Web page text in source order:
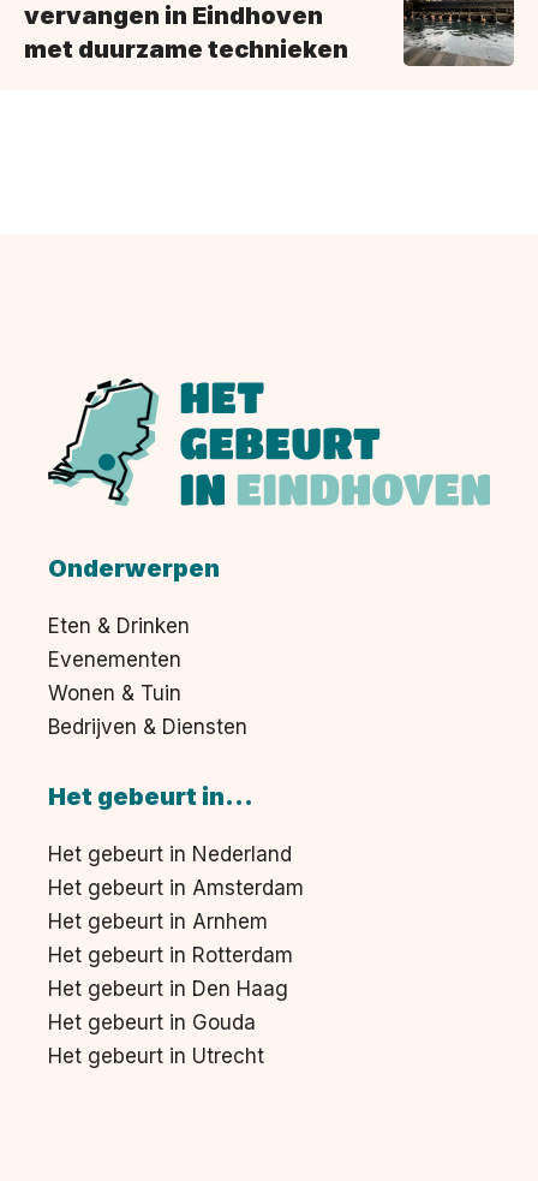
vervangen in Eindhoven
met duurzame technieken
Onderwerpen
Eten & Drinken
Evenementen
Wonen & Tuin
Bedrijven & Diensten
Het gebeurt in...
Het gebeurt in Nederland
Het gebeurt in Amsterdam
Het gebeurt in Arnhem
Het gebeurt in Rotterdam
Het gebeurt in Den Haag
Het gebeurt in Gouda
Het gebeurt in Utrecht